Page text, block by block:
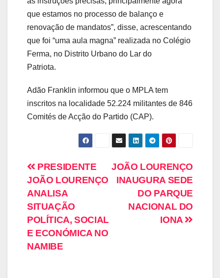
que estamos no processo de balanço e
renovação de mandatos”, disse, acrescentando
que foi “uma aula magna” realizada no Colégio
Ferma, no Distrito Urbano do Lar do
Patriota.
Adão Franklin informou que o MPLA tem
inscritos na localidade 52.224 militantes de 846
Comités de Acção do Partido (CAP).
JOÃO LOURENÇO
INAUGURA SEDE
DO PARQUE
NACIONAL DO
IONA
PRESIDENTE
JOÃO LOURENÇO
ANALISA
SITUAÇÃO
POLÍTICA, SOCIAL
E ECONÓMICA NO
NAMIBE